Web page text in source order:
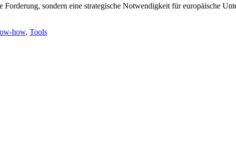
sondern eine strategische Notwendigkeit für europäische
how, Tools